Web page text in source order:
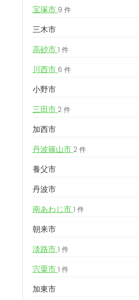
宝塚市 9 件
三木市
高砂市 1 件
川西市 6 件
小野市
三田市 2 件
加西市
丹波篠山市 2 件
養父市
丹波市
南あわじ市 1 件
朝来市
淡路市 1 件
宍粟市 1 件
加東市